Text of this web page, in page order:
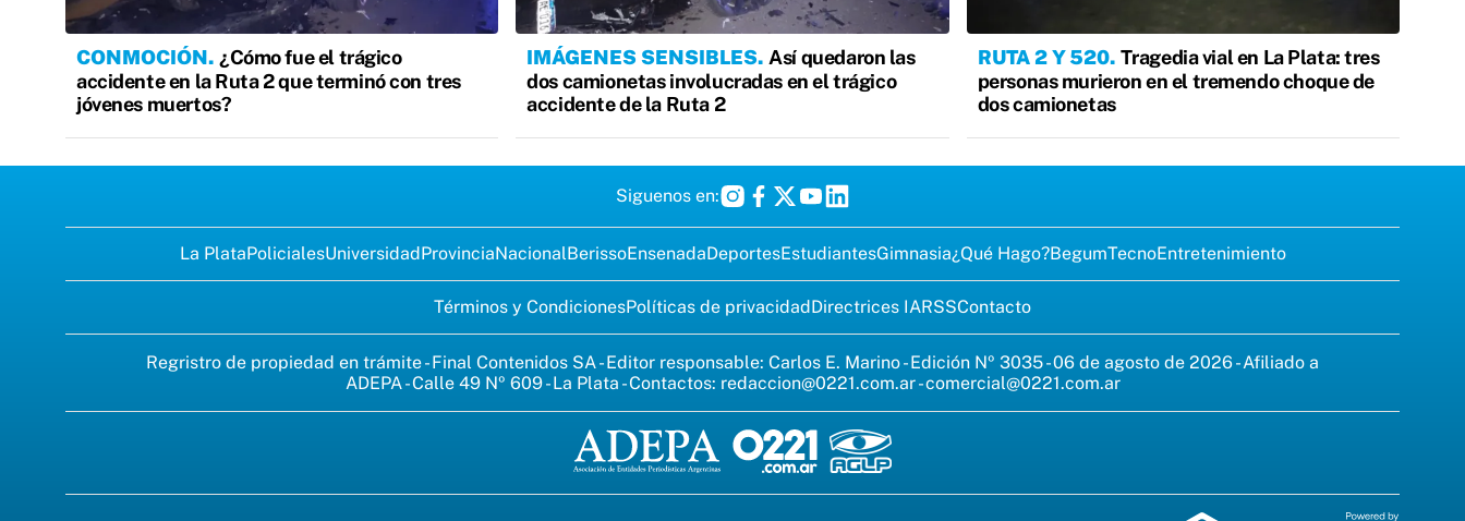
CONMOCIÓN ¿Cómo fue el trágico
accidente en la Ruta 2 que terminó con tres
jóvenes muertos?
IMÁGENES SENSIBLES Así quedaron las
dos camionetas involucradas en el trágico
accidente de la Ruta 2
RUTA 2 Y 520 Tragedia vial en La Plata: tres
personas murieron en el tremendo choque de
dos camionetas
Siguenos en:
La PlataPolicialesUniversidadProvinciaNacionalBerissoEnsenadaDeportesEstudiantesGimnasia¿Qué Hago?BegumTecnoEntretenimiento
Términos y CondicionesPolíticas de privacidadDirectrices IARSSContacto
Regristro de propiedad en trámite - Final Contenidos SA - Editor responsable: Carlos E. Marino - Edición Nº 3035 - 06 de agosto de 2026 - Afiliado a
ADEPA - Calle 49 Nº 609 - La Plata - Contactos: redaccion@0221.com.ar-comercial@0221.com.ar